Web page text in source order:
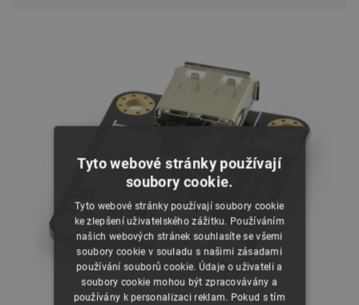
Tyto webové stránky používají
soubory cookie.
Tyto webové stránky používají soubory cookie
ke zlepšení uživatelského zážitku. Používáním
našich webových stránek souhlasíte se všemi
soubory cookie v souladu s našimi zásadami
používání souborů cookie. Údaje o uživateli a
soubory cookie mohou být zpracovávány a
používány k personalizaci reklam. Pokud s tím